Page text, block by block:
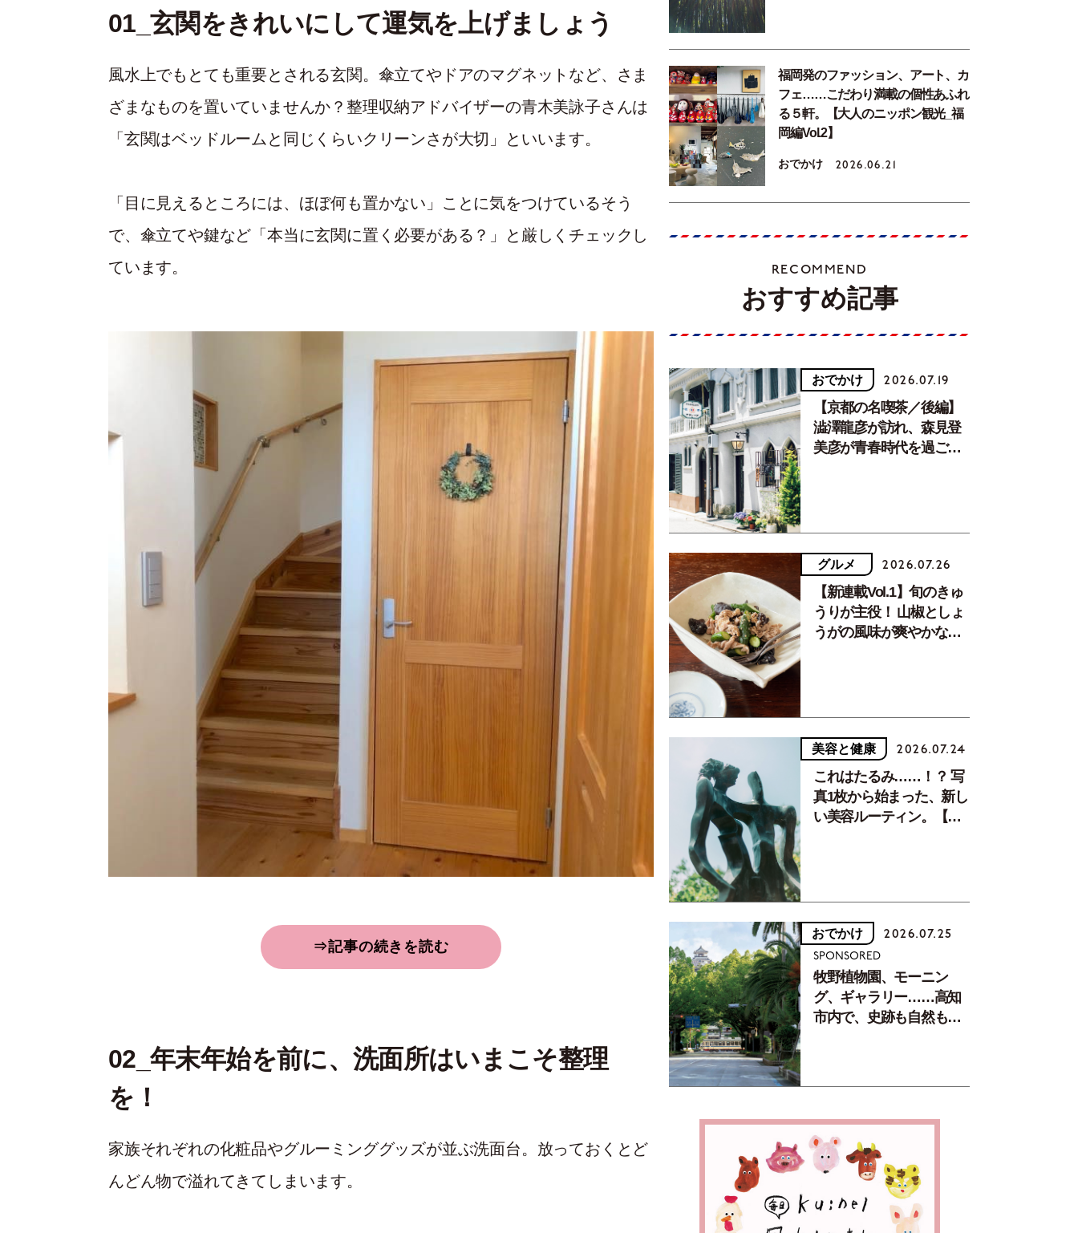
01_玄関をきれいにして運気を上げましょう
風水上でもとても重要とされる玄関。傘立てやドアのマグネットなど、さま
ざまなものを置いていませんか？整理収納アドバイザーの青木美詠子さんは
「玄関はベッドルームと同じくらいクリーンさが大切」といいます。
「目に見えるところには、ほぼ何も置かない」ことに気をつけているそう
で、傘立てや鍵など「本当に玄関に置く必要がある？」と厳しくチェックし
ています。
⇒記事の続きを読む
02_年末年始を前に、洗面所はいまこそ整理
を！
家族それぞれの化粧品やグルーミンググッズが並ぶ洗面台。放っておくとど
んどん物で溢れてきてしまいます。
福岡発のファッション、アート、カ
フェ……こだわり満載の個性あふれ
る５軒。【大人のニッポン観光_福
岡編Vol.2】
おでかけ 2026.06.21
RECOMMEND
おすすめ記事
おでかけ 2026.07.19
【京都の名喫茶／後編】
澁澤龍彦が訪れ、森見登
美彦が青春時代を過ごし
グルメ 2026.07.26
【新連載Vol.1】旬のきゅ
うりが主役！ 山椒としょ
うがの風味が爽やかな、
美容と健康 2026.07.24
これはたるみ……！？ 写
真1枚から始まった、新し
い美容ルーティン。【中
おでかけ 2026.07.25
SPONSORED
牧野植物園、モーニン
グ、ギャラリー……高知
市内で、史跡も自然もグ